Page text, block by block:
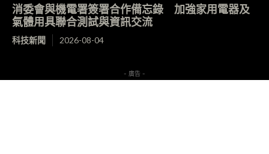
消委會與機電署簽署合作備忘錄 加強家用電器及
氣體用具聯合測試與資訊交流
科技新聞 2026-08-04
- 廣告 -